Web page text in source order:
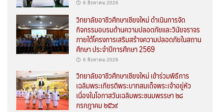
6 สิงหาคม 2026
วิทยาลัยอาชีวศึกษาเชียงใหม่ ดำเนินการจัด
กิจกรรมอบรมด้านความปลอดภัยและวินัยจราจร
ภายใต้โครงการเสริมสร้างความปลอดภัยในสถาน
ศึกษา ประจำปีการศึกษา 2569
6 สิงหาคม 2026
วิทยาลัยอาชีวศึกษาเชียงใหม่ เข้าร่วมพิธีการ
เฉลิมพระเกียรติพระบาทสมเด็จพระเจ้าอยู่หัว
เนื่องในโอกาสวันเฉลิมพระชนมพรรษา ๒๘
กรกฎาคม ๒๕๖๙